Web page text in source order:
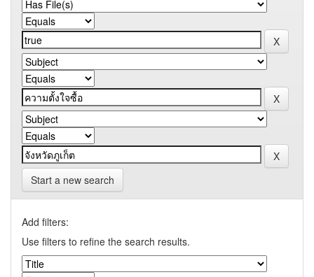
Start a new search
Add filters:
Use filters to refine the search results.